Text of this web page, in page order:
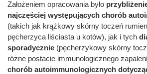
Założeniem opracowania było
najczęściej występujących chorób
(takich jak krążkowy skórny toczeń
pęcherzyca liściasta u kotów), jak i tych
sporadycznie (pęcherzykowy skórny
różne postacie immunologicznego
chorób autoimmunologicznych